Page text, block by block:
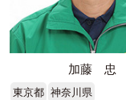
加藤 忠
東京都 神奈川県